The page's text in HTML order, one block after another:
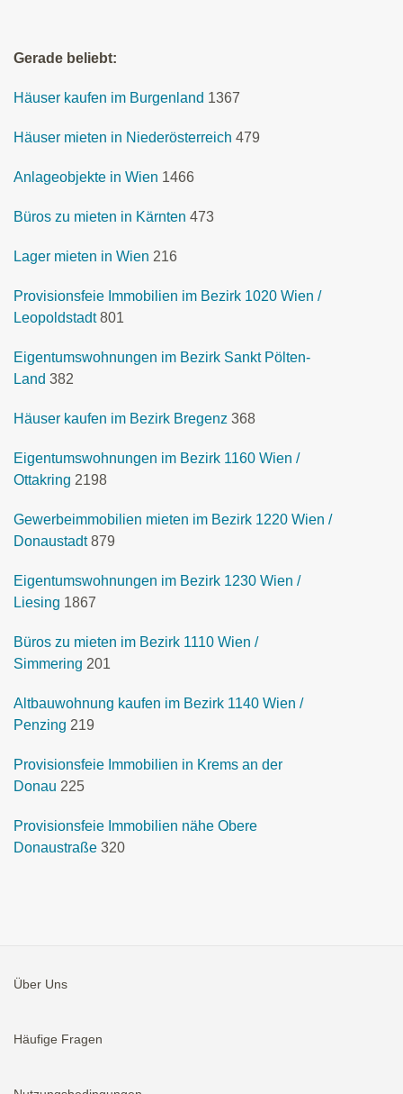
Gerade beliebt:
Häuser kaufen im Burgenland 1367
Häuser mieten in Niederösterreich 479
Anlageobjekte in Wien 1466
Büros zu mieten in Kärnten 473
Lager mieten in Wien 216
Provisionsfeie Immobilien im Bezirk 1020 Wien /
Leopoldstadt 801
Eigentumswohnungen im Bezirk Sankt Pölten-
Land 382
Häuser kaufen im Bezirk Bregenz 368
Eigentumswohnungen im Bezirk 1160 Wien /
Ottakring 2198
Gewerbeimmobilien mieten im Bezirk 1220 Wien /
Donaustadt 879
Eigentumswohnungen im Bezirk 1230 Wien /
Liesing 1867
Büros zu mieten im Bezirk 1110 Wien /
Simmering 201
Altbauwohnung kaufen im Bezirk 1140 Wien /
Penzing 219
Provisionsfeie Immobilien in Krems an der
Donau 225
Provisionsfeie Immobilien nähe Obere
Donaustraße 320
Über Uns
Häufige Fragen